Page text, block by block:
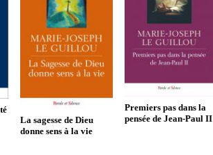
La sagesse de Dieu
donne sens à la vie
Premiers pas dans la
pensée de Jean-Paul II